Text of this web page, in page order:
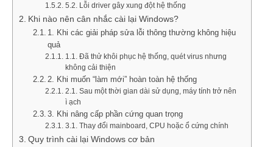
5.2. Lỗi driver gây xung đột hệ thống
Khi nào nên cân nhắc cài lại Windows?
1. Khi các giải pháp sửa lỗi thông thường không hiệu
quả
1.1. Đã thử khôi phục hệ thống, quét virus nhưng
không cải thiện
2. Khi muốn “làm mới” hoàn toàn hệ thống
2.1. Sau một thời gian dài sử dụng, máy tính trở nên
ì ạch
3. Khi nâng cấp phần cứng quan trọng
3.1. Thay đổi mainboard, CPU hoặc ổ cứng chính
Quy trình cài lại Windows cơ bản